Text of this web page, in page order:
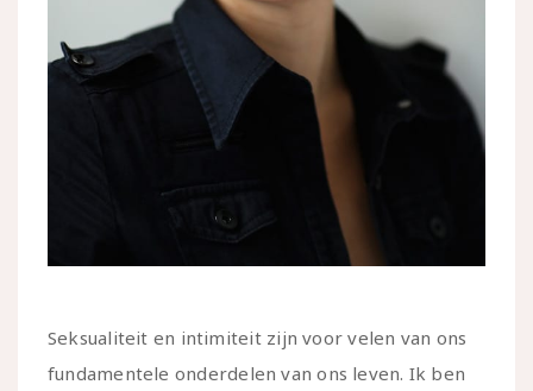
Seksualiteit en intimiteit zijn voor velen van ons
fundamentele onderdelen van ons leven. Ik ben